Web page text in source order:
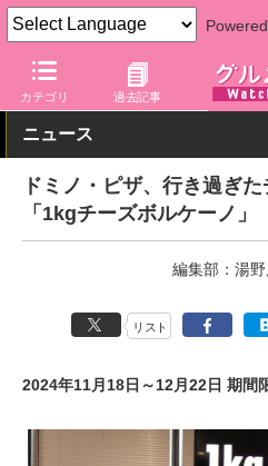
カテゴリ 過去記事
グルメ Watch 店舗 ドミ
ニュース
ドミノ・ピザ、行き過ぎ
「1kgチーズボルケーノ」
編集部：湯
リスト
2024年11月18日～12月22日 期間